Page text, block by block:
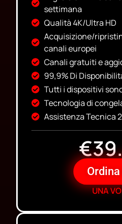
settimana
Qualità 4K/Ultra HD
Acquisizione/
canali europei
Canali gratuiti e
99,9% Di
Tutti i dispositivi
Tecnologia di
Assistenza Tecnica
Ordina
UNA